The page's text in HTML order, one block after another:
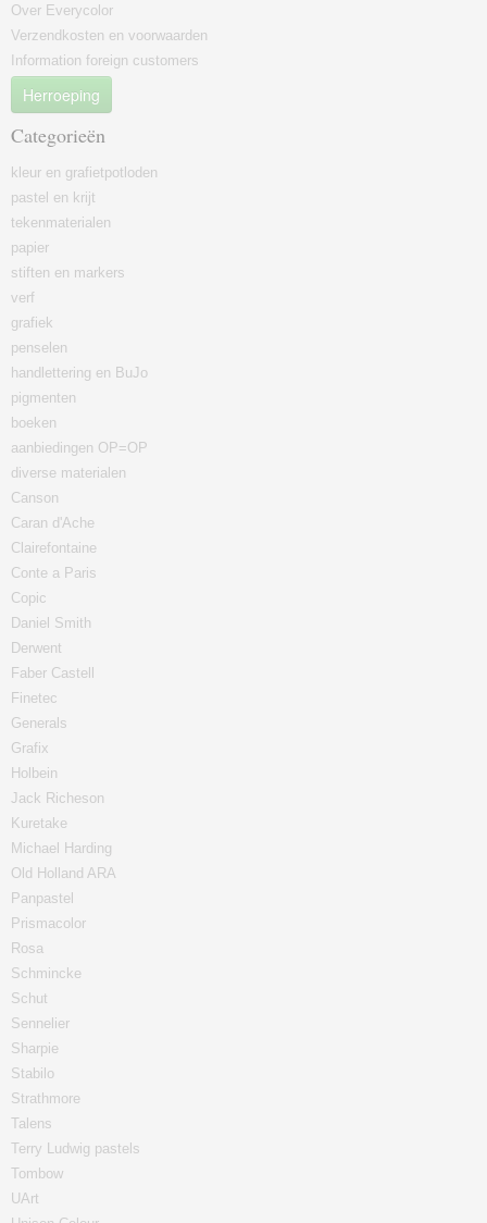
Over Everycolor
Verzendkosten en voorwaarden
Information foreign customers
Herroeping
Categorieën
kleur en grafietpotloden
pastel en krijt
tekenmaterialen
papier
stiften en markers
verf
grafiek
penselen
handlettering en BuJo
pigmenten
boeken
aanbiedingen OP=OP
diverse materialen
Canson
Caran d'Ache
Clairefontaine
Conte a Paris
Copic
Daniel Smith
Derwent
Faber Castell
Finetec
Generals
Grafix
Holbein
Jack Richeson
Kuretake
Michael Harding
Old Holland ARA
Panpastel
Prismacolor
Rosa
Schmincke
Schut
Sennelier
Sharpie
Stabilo
Strathmore
Talens
Terry Ludwig pastels
Tombow
UArt